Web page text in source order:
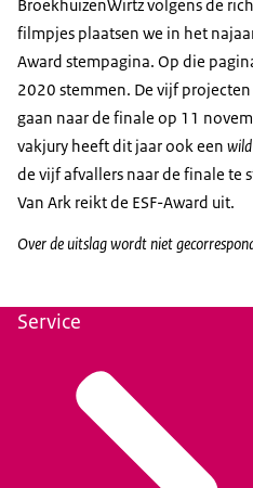
BroekhuizenWirtz volgens de
filmpjes plaatsen we in het
Award stempagina. Op die
2020 stemmen. De vijf
gaan naar de finale op 11
vakjury heeft dit jaar ook een
de vijf afvallers naar de finale te
Van Ark reikt de ESF-Award uit.
Over de uitslag wordt niet
Service